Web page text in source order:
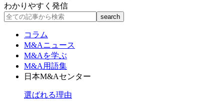
わかりやすく発信
コラム
M&Aニュース
M&Aを学ぶ
M&A用語集
日本M&Aセンター
選ばれる理由